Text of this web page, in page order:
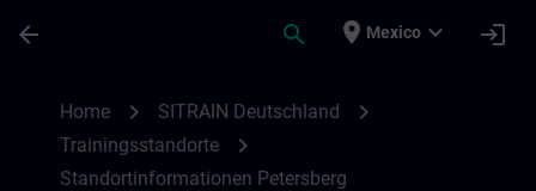
arrow_back search place Mexico expand_more login
Home chevron_right SITRAIN Deutschland chevron_right
Trainingsstandorte chevron_right
Standortinformationen Petersberg